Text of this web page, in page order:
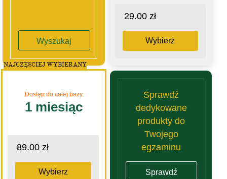
Wyszukaj
29.00 zł
Wybierz
Dostęp do całej bazy
1 miesiąc
89.00 zł
Wybierz
NAJCZĘSCIEJ WYBIERANY
Sprawdź
dedykowane
produkty do
Twojego
egzaminu
Sprawdź